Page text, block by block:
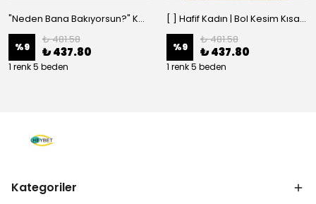
"Neden Bana Bakıyorsun?" Komik Kedi Grafik Tişört - Dijital Baskılı Siyah Bol - Siyah
%9
₺ 481.58
₺ 437.80
1 renk 5 beden
[ ] Hafif Kadın | Bol Kesim Kısa Kollu Yuvarlak Yaka Eğlenceli Karikatür Ayı ve - Siyah
%9
₺ 481.58
₺ 437.80
1 renk 5 beden
Kategoriler